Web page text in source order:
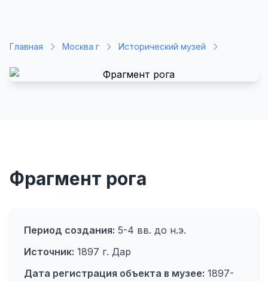
Главная Москва г Исторический музей
Фрагмент рога
Период создания: 5-4 вв. до н.э.
Источник: 1897 г. Дар
Дата регистрация объекта в музее: 1897-